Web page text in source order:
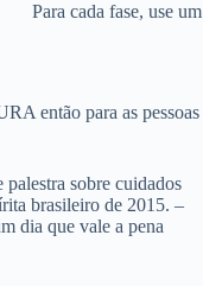
Para cada fase, use um
então para as pessoas
sobre cuidados
brasileiro de 2015. –
dia que vale a pena